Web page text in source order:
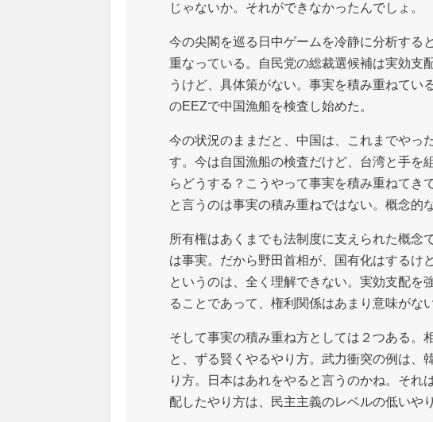
じゃないか。それができなかったんでしょ。
今の尖閣を巡る日中ゲームを冷静に分析する
重なっている。自民党の総裁選候補は実効支
うけど、具体策がない。事実を積み重ねてい
のEEZで中国漁船を検査し始めた。
今の状況のままだと、中国は、これまでやっ
す。今は自国漁船の検査だけど、台湾と手を
らどうする？こうやって事実を積み重ねてき
と言うのは事実の積み重ねではない。概念的
所有権はあくまでも法制度に支えられた概念
は事実。だから野田首相が、国有化はするけ
というのは、全く理解できない。実効支配を
ることであって、権利関係はあまり意味がない
そして事実の積み重ね方としては２つある。
と、ずる賢くやるやり方。武力衝突の例は、
り方。日本はあれをやると言うのかね。それ
配したやり方は、民主主義のレベルの低いや